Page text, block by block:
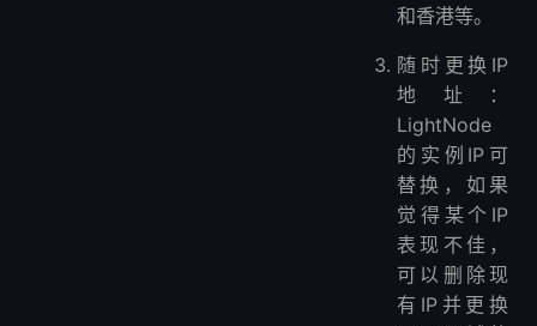
和香港等。
随时更换IP
地址：
LightNode
的实例IP可
替换，如果
觉得某个IP
表现不佳，
可以删除现
有IP并更换